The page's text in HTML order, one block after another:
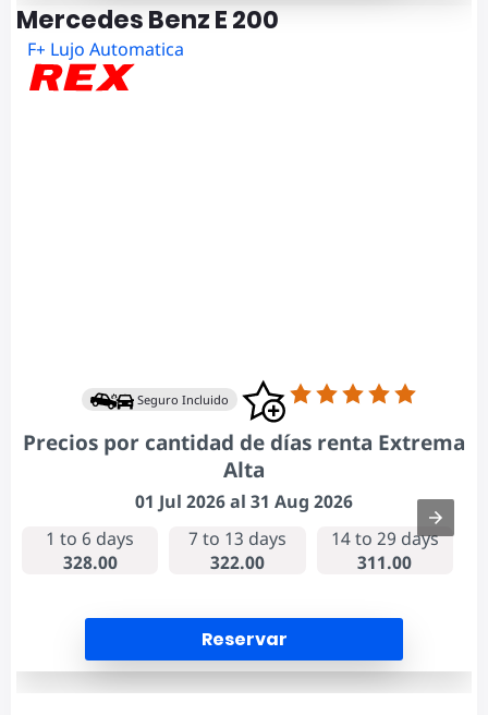
Mercedes Benz E 200
F+ Lujo Automatica
Seguro Incluido
Precios por cantidad de días renta Extrema
Alta
01 Jul 2026 al 31 Aug 2026
1 to 6 days
328.00
7 to 13 days
322.00
14 to 29 days
311.00
Reservar